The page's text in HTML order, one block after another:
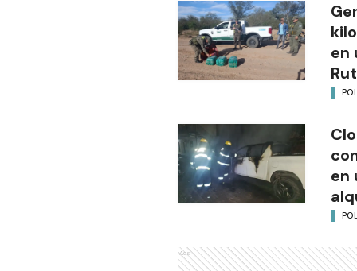
en
en
Ads